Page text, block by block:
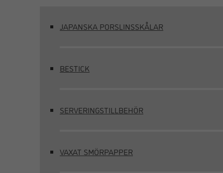
JAPANSKA PORSLINSSKÅLAR
BESTICK
SERVERINGSTILLBEHÖR
VAXAT SMÖRPAPPER